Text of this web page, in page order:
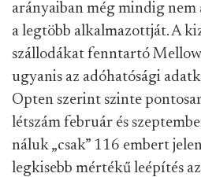
arányaiban még mindig
a legtöbb alkalmazottját. A
szállodákat fenntartó
ugyanis az adóhatósági
Opten szerint szinte
létszám február és
náluk „csak” 116 embert
legkisebb mértékű leépítés